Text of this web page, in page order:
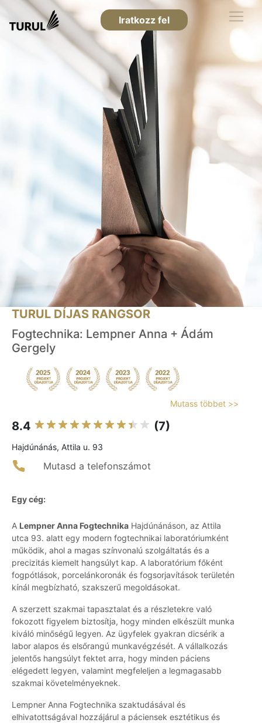
Iratkozz fel
TURUL DÍJAS RANGSOR
Fogtechnika: Lempner Anna + Ádám
Gergely
Mutass többet >>
8.4 (7)
Hajdúnánás, Attila u. 93
Mutasd a telefonszámot
Egy cég:
A Lempner Anna Fogtechnika Hajdúnánáson, az Attila
utca 93. alatt egy modern fogtechnikai laboratóriumként
működik, ahol a magas színvonalú szolgáltatás és a
precizitás kiemelt hangsúlyt kap. A laboratórium főként
fogpótlások, porcelánkoronák és fogsorjavítások területén
kínál megbízható, szakszerű megoldásokat.
A szerzett szakmai tapasztalat és a részletekre való
fokozott figyelem biztosítja, hogy minden elkészült munka
kiváló minőségű legyen. Az ügyfelek gyakran dicsérik a
labor alapos és elsőrangú munkavégzését. A vállalkozás
jelentős hangsúlyt fektet arra, hogy minden páciens
elégedett legyen, valamint megfeleljen a legmagasabb
szakmai követelményeknek.
Lempner Anna Fogtechnika szaktudásával és
elhivatottságával hozzájárul a páciensek esztétikus és